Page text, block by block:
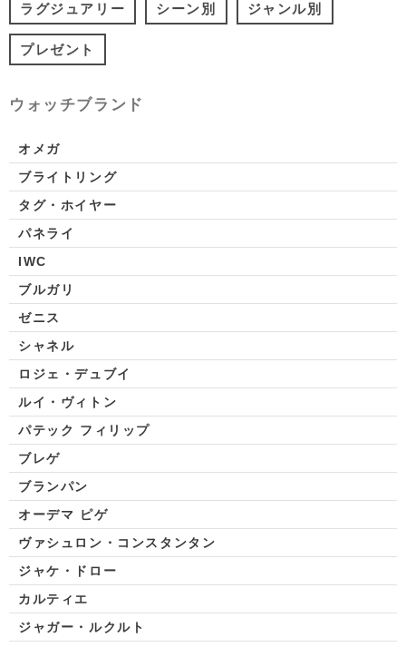
ラグジュアリー シーン別 ジャンル別
プレゼント
ウォッチブランド
オメガ
ブライトリング
タグ・ホイヤー
パネライ
IWC
ブルガリ
ゼニス
シャネル
ロジェ・デュブイ
ルイ・ヴィトン
パテック フィリップ
ブレゲ
ブランパン
オーデマ ピゲ
ヴァシュロン・コンスタンタン
ジャケ・ドロー
カルティエ
ジャガー・ルクルト